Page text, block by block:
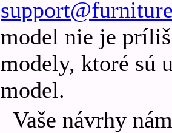
model nie je
modely, ktoré sú
model.
Vaše návrhy